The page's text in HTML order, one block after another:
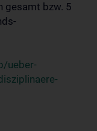
gesamt bzw. 5
ueber-